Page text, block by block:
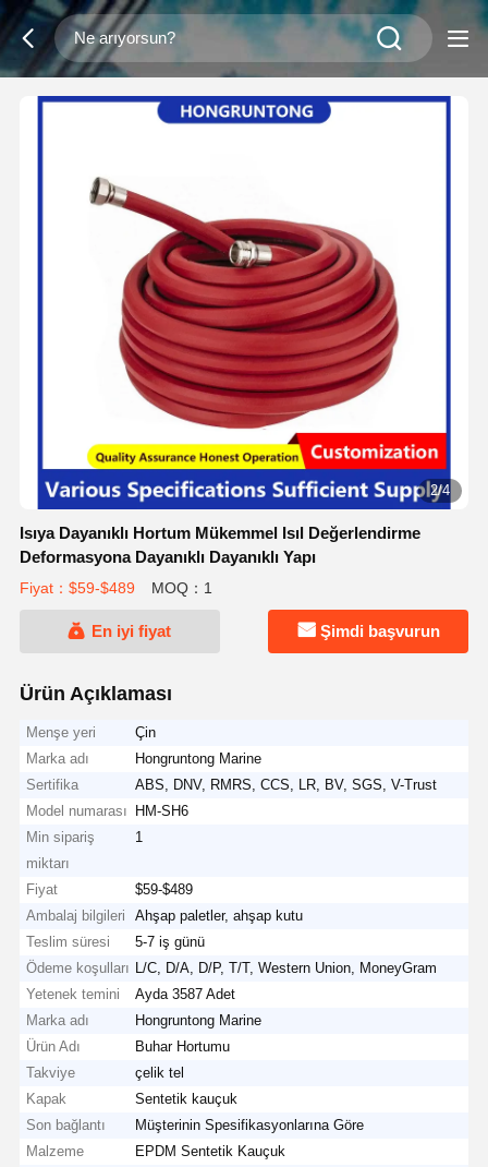
2/4
Isıya Dayanıklı Hortum Mükemmel Isıl Değerlendirme
Deformasyona Dayanıklı Dayanıklı Yapı
Fiyat：$59-$489 MOQ：1
En iyi fiyat Şimdi başvurun
Ürün Açıklaması
Menşe yeri
Çin
Marka adı
Hongruntong Marine
Sertifika
ABS, DNV, RMRS, CCS, LR, BV, SGS, V-Trust
Model numarası
HM-SH6
Min sipariş
miktarı
1
Fiyat
$59-$489
Ambalaj bilgileri
Ahşap paletler, ahşap kutu
Teslim süresi
5-7 iş günü
Ödeme koşulları
L/C, D/A, D/P, T/T, Western Union, MoneyGram
Yetenek temini
Ayda 3587 Adet
Marka adı
Hongruntong Marine
Ürün Adı
Buhar Hortumu
Takviye
çelik tel
Kapak
Sentetik kauçuk
Son bağlantı
Müşterinin Spesifikasyonlarına Göre
Malzeme
EPDM Sentetik Kauçuk